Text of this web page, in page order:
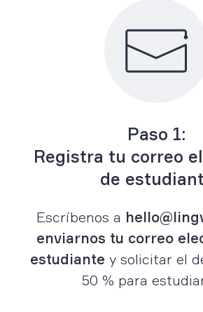
Paso 1:
Registra tu correo
de
Escríbenos a
enviarnos tu correo
estudiante y solicitar el
50 % para